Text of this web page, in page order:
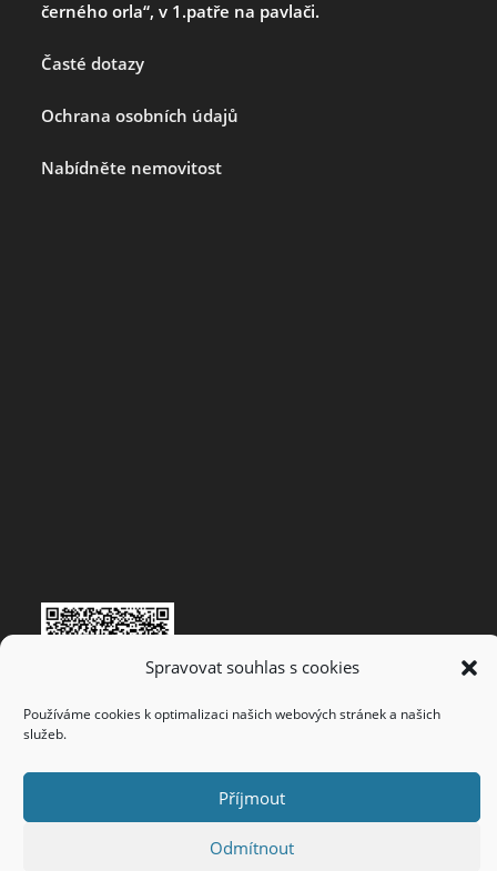
Spravovat souhlas s cookies
Používáme cookies k optimalizaci našich webových stránek a našich
služeb.
Příjmout
Odmítnout
černého orla“, v 1.patře na pavlači.
Časté dotazy
Ochrana osobních údajů
Nabídněte nemovitost
VytvořenoWebyOdHonzy© 2022